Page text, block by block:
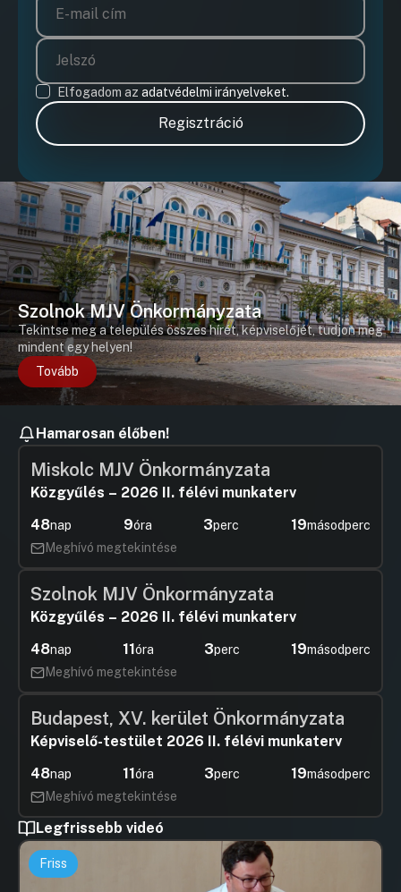
Elfogadom az adatvédelmi irányelveket.
Regisztráció
Szolnok MJV Önkormányzata
Tekintse meg a település összes hírét, képviselőjét, tudjon meg
mindent egy helyen!
Tovább
Hamarosan élőben!
Miskolc MJV Önkormányzata
Közgyűlés – 2026 II. félévi munkaterv
48nap 9óra 3perc 18másodperc
Meghívó megtekintése
Szolnok MJV Önkormányzata
Közgyűlés – 2026 II. félévi munkaterv
48nap 11óra 3perc 18másodperc
Meghívó megtekintése
Budapest, XV. kerület Önkormányzata
Képviselő-testület 2026 II. félévi munkaterv
48nap 11óra 3perc 18másodperc
Meghívó megtekintése
Legfrissebb videó
Friss